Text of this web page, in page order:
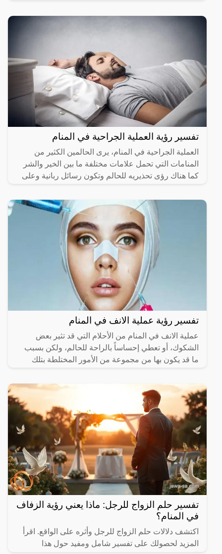
تفسير رؤية العملية الجراحية في المنام
العملية الجراحية في المنام، يرى الحالمين الكثير من
المنامات التي تحمل علامات مختلفة ما بين الخير والشر
كما هناك رؤى تحذيريه للحالم وتكون رسائل ربانية وعلى
تفسير رؤية عملية الانف في المنام
عملية الانف في المنام من الأحلام التي قد تثير بعض
الشكوك، أو تعطي إحساساً بالراحة للحالم، ولكن بسبب
ما قد يكون بها من مجموعة من الأمور المختلطة بتلك
تفسير حلم الزواج للرجل: ماذا يعني رؤية الزفاف
في المنام؟
اكتشف دلالات حلم الزواج للرجل وأثره على الواقع. اقرأ
المزيد لحصولك على تفسير شامل ومفيد حول هذا